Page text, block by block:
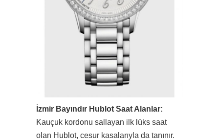
İzmir Bayındır Hublot Saat Alanlar:
Kauçuk kordonu sallayan ilk lüks saat
olan Hublot, cesur kasalarıyla da tanınır.